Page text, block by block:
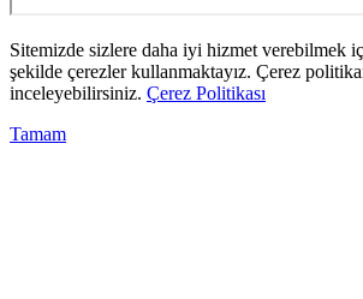
Sitemizde sizlere daha iyi hizmet verebilmek
şekilde çerezler kullanmaktayız. Çerez
inceleyebilirsiniz. Çerez Politikası
Tamam